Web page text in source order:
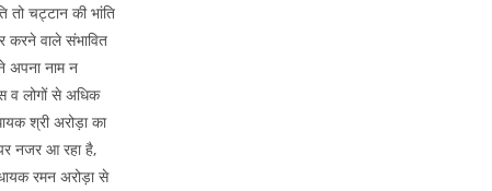
तो चट्टान की भांति
करने वाले संभावित
अपना नाम न
व लोगों से अधिक
श्री अरोड़ा का
पर नजर आ रहा है,
रमन अरोड़ा से